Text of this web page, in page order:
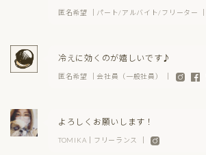
匿名希望 ｜パート/アルバイト/フリーター ｜
冷えに効くのが嬉しいです♪
匿名希望 ｜会社員（一般社員） ｜
よろしくお願いします！
TOMIKA｜フリーランス ｜